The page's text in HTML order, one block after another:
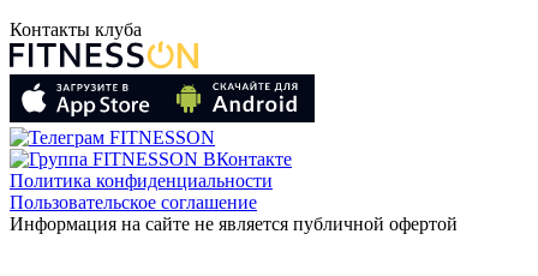
Контакты клуба
Политика конфиденциальности
Пользовательское соглашение
Информация на сайте не является публичной офертой